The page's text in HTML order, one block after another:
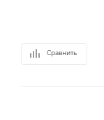
Сравнить